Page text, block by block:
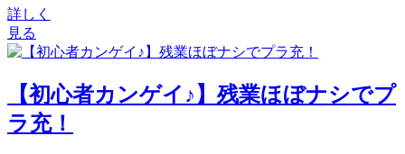
詳しく
見る
【初心者カンゲイ♪】残業ほぼナシでプ
ラ充！